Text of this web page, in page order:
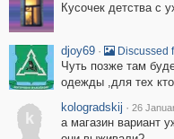
Кусочек детства
djoy69 · Discussed
Чуть позже там
одежды ,для тех
k
kologradskij · 26
а магазин вариант